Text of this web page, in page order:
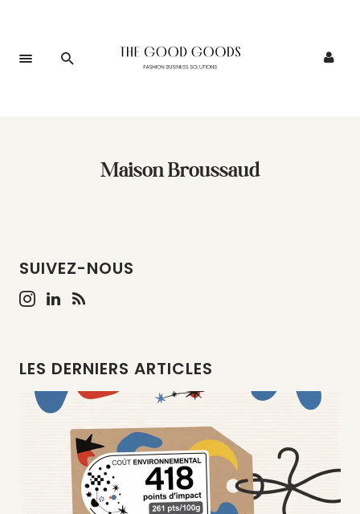
Maison Broussaud
SUIVEZ-NOUS
LES DERNIERS ARTICLES